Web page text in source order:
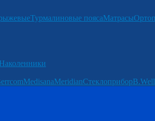
Турмалиновые поясаМатрасы
Наколенники
MedisanaMeridianСтеклоприборB.Well